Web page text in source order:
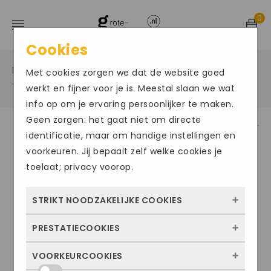
0
Home / Grote maten damesschoenen /
Veterschoen hoog /
ACTIE
Cookies
Met cookies zorgen we dat de website goed
werkt en fijner voor je is. Meestal slaan we wat
info op om je ervaring persoonlijker te maken.
Geen zorgen: het gaat niet om directe
identificatie, maar om handige instellingen en
voorkeuren. Jij bepaalt zelf welke cookies je
toelaat; privacy voorop.
STRIKT NOODZAKELIJKE COOKIES
Deze cookies zorgen ervoor dat de website
kunnen niet worden uitgezet. Meestal
PRESTATIECOOKIES
Met deze cookies zien we hoe vaak onze
VOORKEURCOOKIES